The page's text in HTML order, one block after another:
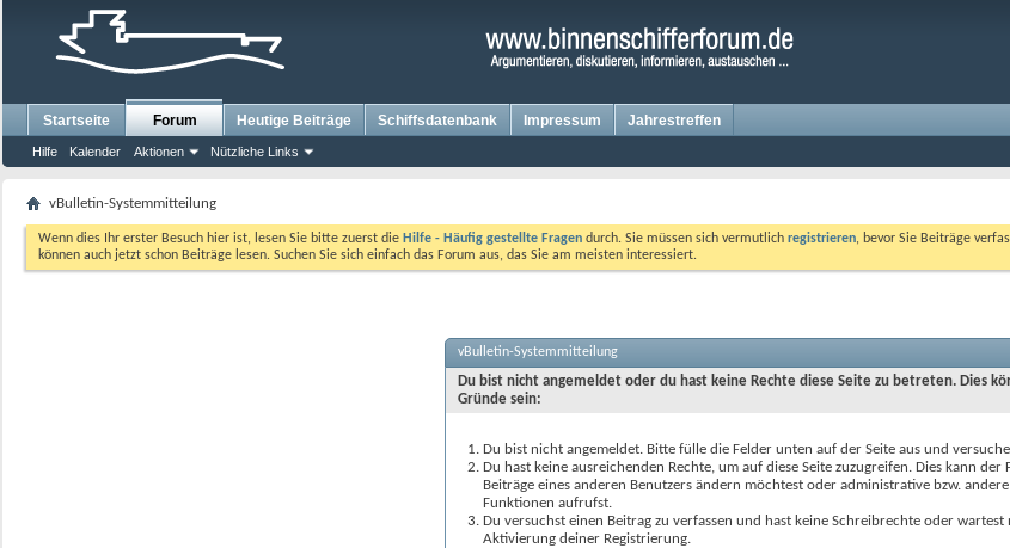
Startseite Forum
Hilfe Kalender Aktionen Nützliche Links
Heutige Beiträge Schiffsdatenbank Impressum Jahrestreffen
vBulletin-Systemmitteilung
Wenn dies Ihr erster Besuch hier ist, lesen Sie bitte zuerst die Hilfe - Häufig gestellte Fragen durch. Sie müssen sich vermutlich registrieren, bevor Sie Beiträge
können auch jetzt schon Beiträge lesen. Suchen Sie sich einfach das Forum aus, das Sie am meisten interessiert.
vBulletin-Systemmitteilung
Du bist nicht angemeldet oder du hast keine Rechte diese Seite zu betreten. Dies
Gründe sein:
Du bist nicht angemeldet. Bitte fülle die Felder unten auf der Seite aus und
Du hast keine ausreichenden Rechte, um auf diese Seite zuzugreifen. Dies kann der
Beiträge eines anderen Benutzers ändern möchtest oder administrative bzw.
Funktionen aufrufst.
Du versuchst einen Beitrag zu verfassen und hast keine Schreibrechte oder wartest
Aktivierung deiner Registrierung.